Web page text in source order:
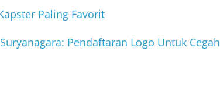
Paling Favorit
Pendaftaran Logo Untuk Cegah